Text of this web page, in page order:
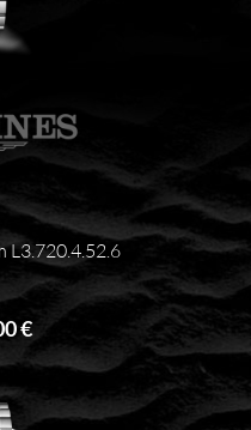
L3.720.4.52.6
€